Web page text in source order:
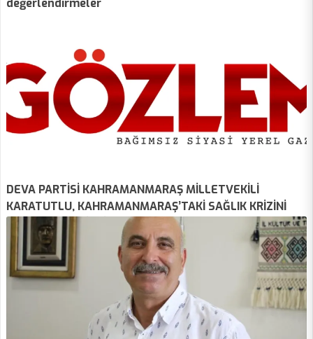
değerlendirmeler
DEVA PARTİSİ KAHRAMANMARAŞ MİLLETVEKİLİ
KARATUTLU, KAHRAMANMARAŞ’TAKİ SAĞLIK KRİZİNİ
GÜNDEME GETİRDİ: